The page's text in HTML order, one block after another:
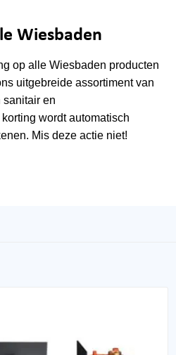
Wiesbaden
op alleWiesbaden producten
uitgebreide assortiment van
sanitair en
wordt automatisch
Mis deze actie niet!